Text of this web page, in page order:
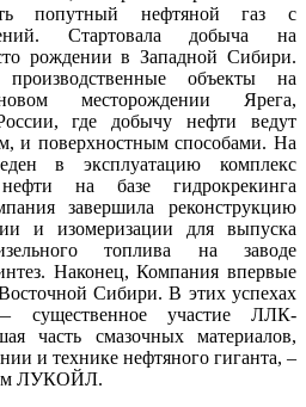
попутный нефтяной газ с
Стартовала добыча на
рождении в Западной Сибири.
объекты на
месторождении Ярега,
где добычу нефти ведут
и поверхностным способами. На
в эксплуатацию комплекс
на базе гидрокрекинга
завершила реконструкцию
и изомеризации для выпуска
топлива на заводе
Наконец, Компания впервые
Восточной Сибири. В этих успехах
существенное участие ЛЛК-
часть смазочных материалов,
и технике нефтяного гиганта, –
ЛУКОЙЛ.